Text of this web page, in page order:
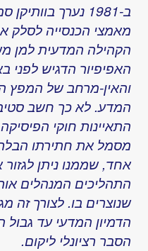
ב-1981 נערך
מאמצי הכנסייה לסלק
הקהילה המדעית למן
האפיפיור הדגיש לפני
והאין-מרחב של המפץ
המדע. לא כך חשב
התאיינות חוקי
מסמל את חתירתו
אחד, שממנו ניתן
התהליכים המנהלים
שנוצרים בו. לצורך זה
הדמיון המדעי עד
הסבר רציונלי ליקום.